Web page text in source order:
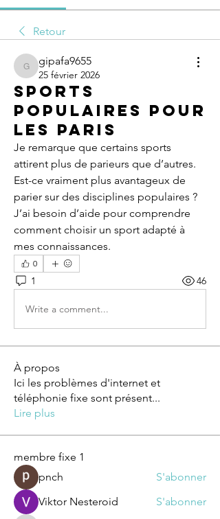
Retour
gipafa9655
gipafa9655
25 février 2026
Sports
populaires pour
les paris
Je remarque que certains sports
attirent plus de parieurs que d’autres.
Est-ce vraiment plus avantageux de
parier sur des disciplines populaires ?
J’ai besoin d’aide pour comprendre
comment choisir un sport adapté à
mes connaissances.
0
1 46
Write a comment...
À propos
Ici les problèmes d'internet et
téléphonie fixe sont présent...
Lire plus
membre fixe 1
pnch
S'abonner
Viktor Nesteroid
S'abonner